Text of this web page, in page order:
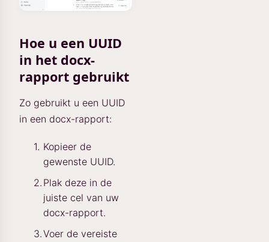
Hoe u een UUID
in het docx-
rapport gebruikt
Zo gebruikt u een UUID
in een docx-rapport:
Kopieer de
gewenste UUID.
Plak deze in de
juiste cel van uw
docx-rapport.
Voer de vereiste